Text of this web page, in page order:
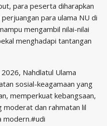
para peserta diharapkan
para ulama NU di
mengambil nilai-nilai
menghadapi tantangan
Nahdlatul Ulama
sosial-keagamaan yang
memperkuat kebangsaan,
moderat dan rahmatan lil
modern.#udi